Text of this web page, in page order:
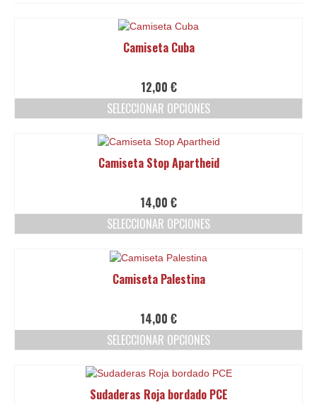
últimos
Camiseta Cuba
12,00 €
SELECCIONAR OPCIONES
producto
múltiples
Las
opciones
se
elegir
la
producto
Camiseta Stop Apartheid
14,00 €
SELECCIONAR OPCIONES
producto
múltiples
Las
opciones
se
pueden
elegir
en
la
Camiseta Palestina
14,00 €
SELECCIONAR OPCIONES
producto
múltiples
Sudaderas Roja bordado PCE